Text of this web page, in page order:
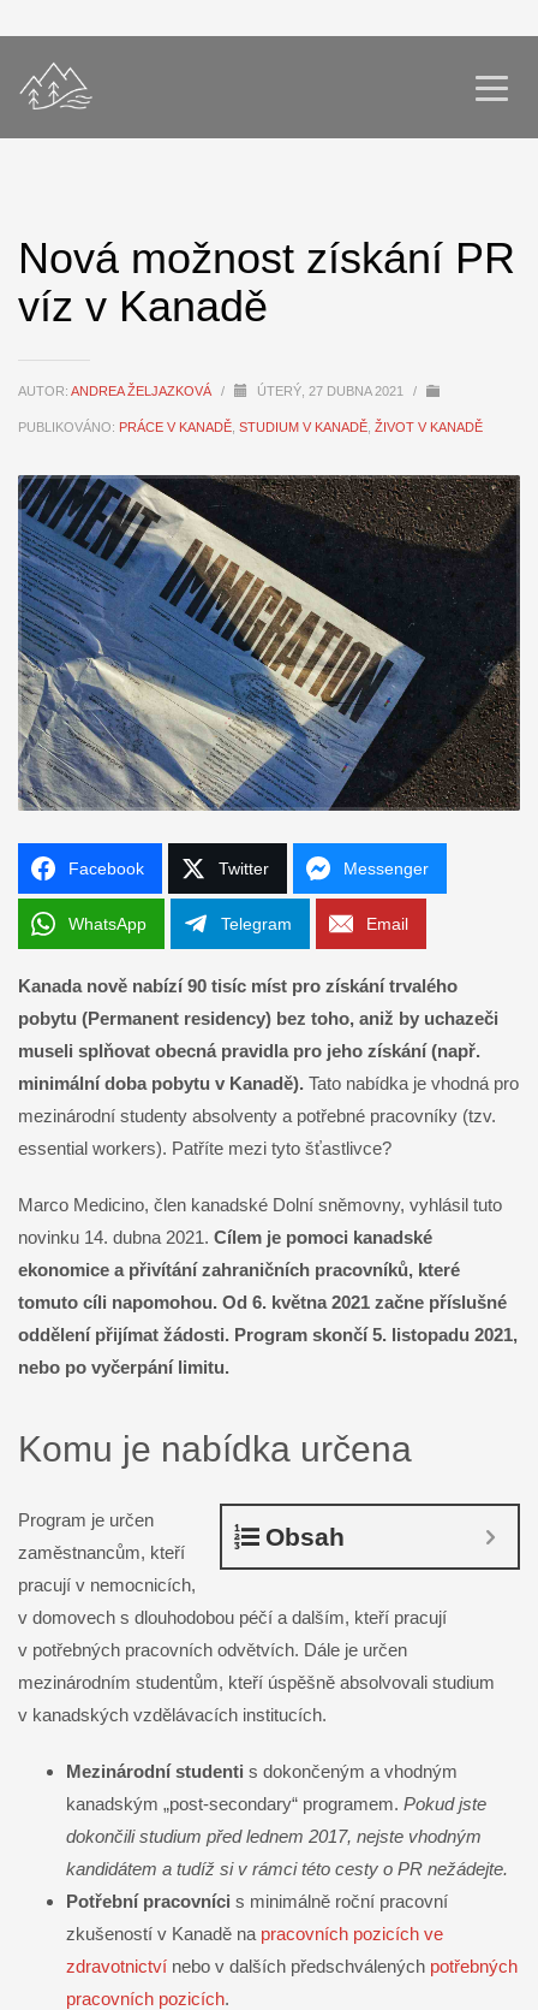
Nová možnost získání PR
víz v Kanadě
AUTOR: ANDREA ŽELJAZKOVÁ / ÚTERÝ, 27 DUBNA 2021 /
PUBLIKOVÁNO: PRÁCE V KANADĚ STUDIUM V KANADĚ ŽIVOT V KANADĚ
Facebook Twitter Messenger
WhatsApp Telegram Email
Kanada nově nabízí 90 tisíc míst pro získání trvalého
pobytu (Permanent residency) bez toho, aniž by uchazeči
museli splňovat obecná pravidla pro jeho získání (např.
minimální doba pobytu v Kanadě). Tato nabídka je vhodná pro
mezinárodní studenty absolventy a potřebné pracovníky (tzv.
essential workers). Patříte mezi tyto šťastlivce?
Marco Medicino, člen kanadské Dolní sněmovny, vyhlásil tuto
novinku 14. dubna 2021. Cílem je pomoci kanadské
ekonomice a přivítání zahraničních pracovníků, které
tomuto cíli napomohou. Od 6. května 2021 začne příslušné
oddělení přijímat žádosti. Program skončí 5. listopadu 2021,
nebo po vyčerpání limitu.
Komu je nabídka určena
Obsah
Program je určen
zaměstnancům, kteří
pracují v nemocnicích,
v domovech s dlouhodobou péčí a dalším, kteří pracují
v potřebných pracovních odvětvích. Dále je určen
mezinárodním studentům, kteří úspěšně absolvovali studium
v kanadských vzdělávacích institucích.
Mezinárodní studenti s dokončeným a vhodným
kanadským „post-secondary“ programem. Pokud jste
dokončili studium před lednem 2017, nejste vhodným
kandidátem a tudíž si v rámci této cesty o PR nežádejte.
Potřební pracovníci s minimálně roční pracovní
zkušeností v Kanadě na pracovních pozicích ve
zdravotnictví nebo v dalších předschválených potřebných
pracovních pozicích.